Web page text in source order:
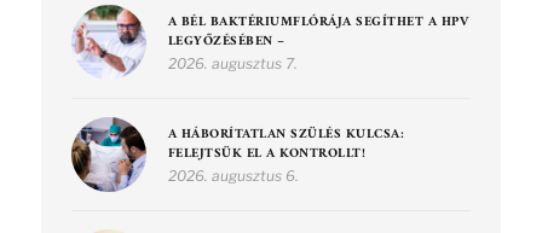
A BÉL BAKTÉRIUMFLÓRÁJA SEGÍTHET A HPV
LEGYŐZÉSÉBEN –
2026. augusztus 7.
A HÁBORÍTATLAN SZÜLÉS KULCSA:
FELEJTSÜK EL A KONTROLLT!
2026. augusztus 6.